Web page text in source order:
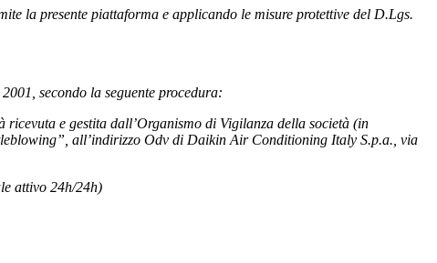
la presente piattaforma e applicando le misure protettive del D.Lgs.
secondo la seguente procedura:
e gestita dall’Organismo di Vigilanza della società (in
all’indirizzo Odv di Daikin Air Conditioning Italy S.p.a., via
attivo 24h/24h)